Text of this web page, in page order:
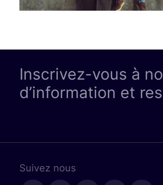
Inscrivez-vous à
d’information et
Suivez nous